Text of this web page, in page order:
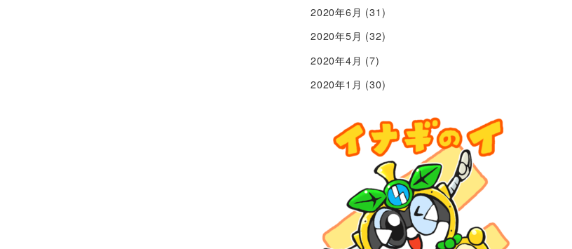
2020年6月 (31)
2020年5月 (32)
2020年4月 (7)
2020年1月 (30)